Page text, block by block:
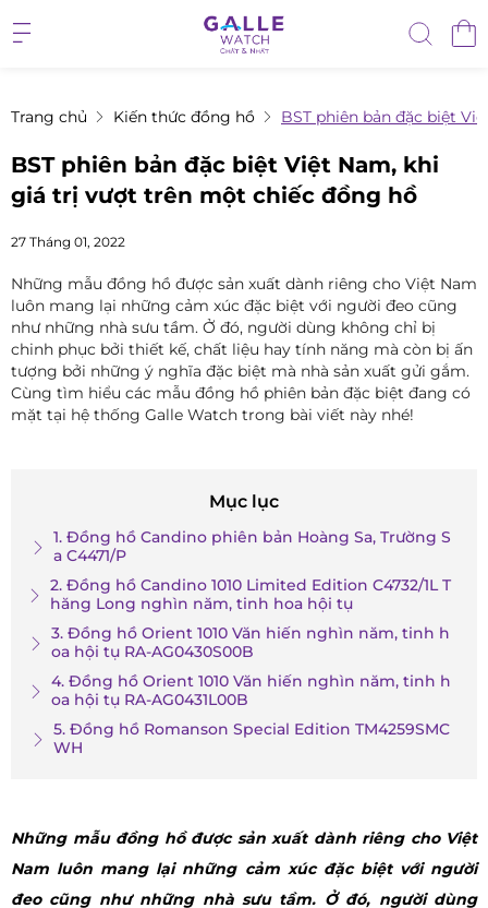
Trang chủ Kiến thức đồng hồ BST phiên bản đặc biệt
BST phiên bản đặc biệt Việt Nam, khi
giá trị vượt trên một chiếc đồng hồ
27 Tháng 01, 2022
Những mẫu đồng hồ được sản xuất dành riêng cho Việt Nam
luôn mang lại những cảm xúc đặc biệt với người đeo cũng
như những nhà sưu tầm. Ở đó, người dùng không chỉ bị
chinh phục bởi thiết kế, chất liệu hay tính năng mà còn bị ấn
tượng bởi những ý nghĩa đặc biệt mà nhà sản xuất gửi gắm.
Cùng tìm hiểu các mẫu đồng hồ phiên bản đặc biệt đang có
mặt tại hệ thống Galle Watch trong bài viết này nhé!
Mục lục
1. Đồng hồ Candino phiên bản Hoàng Sa, Trường S
a C4471/P
2. Đồng hồ Candino 1010 Limited Edition C4732/1L T
hăng Long nghìn năm, tinh hoa hội tụ
3. Đồng hồ Orient 1010 Văn hiến nghìn năm, tinh h
oa hội tụ RA-AG0430S00B
4. Đồng hồ Orient 1010 Văn hiến nghìn năm, tinh h
oa hội tụ RA-AG0431L00B
5. Đồng hồ Romanson Special Edition TM4259SMC
WH
Những mẫu đồng hồ được sản xuất dành riêng cho Việt
Nam luôn mang lại những cảm xúc đặc biệt với người
đeo cũng như những nhà sưu tầm. Ở đó, người dùng